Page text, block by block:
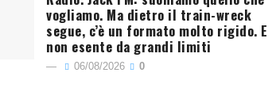
vogliamo. Ma dietro il train-wreck
segue, c’è un formato molto rigido. E
non esente da grandi limiti
06/08/2026 0